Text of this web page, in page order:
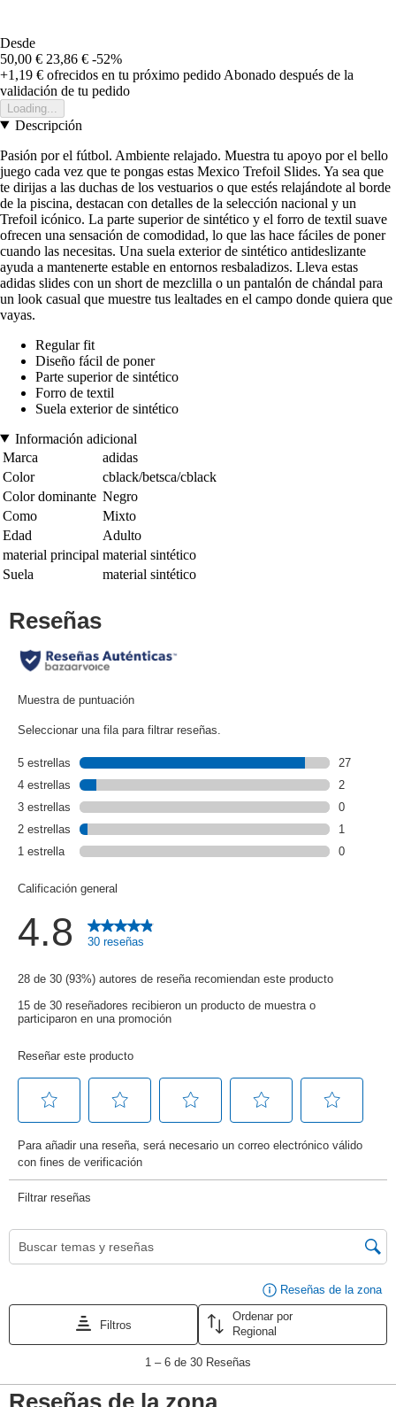
Desde
50,00 € 23,86 € -52%
+1,19 € ofrecidos en tu próximo pedido Abonado después de la
validación de tu pedido
Loading...
Descripción
Pasión por el fútbol. Ambiente relajado. Muestra tu apoyo por el bello
juego cada vez que te pongas estas Mexico Trefoil Slides. Ya sea que
te dirijas a las duchas de los vestuarios o que estés relajándote al borde
de la piscina, destacan con detalles de la selección nacional y un
Trefoil icónico. La parte superior de sintético y el forro de textil suave
ofrecen una sensación de comodidad, lo que las hace fáciles de poner
cuando las necesitas. Una suela exterior de sintético antideslizante
ayuda a mantenerte estable en entornos resbaladizos. Lleva estas
adidas slides con un short de mezclilla o un pantalón de chándal para
un look casual que muestre tus lealtades en el campo donde quiera que
vayas.
Regular fit
Diseño fácil de poner
Parte superior de sintético
Forro de textil
Suela exterior de sintético
Información adicional
Marca
adidas
Color
cblack/betsca/cblack
Color dominante Negro
Como
Mixto
Edad
Adulto
material principal material sintético
Suela
material sintético